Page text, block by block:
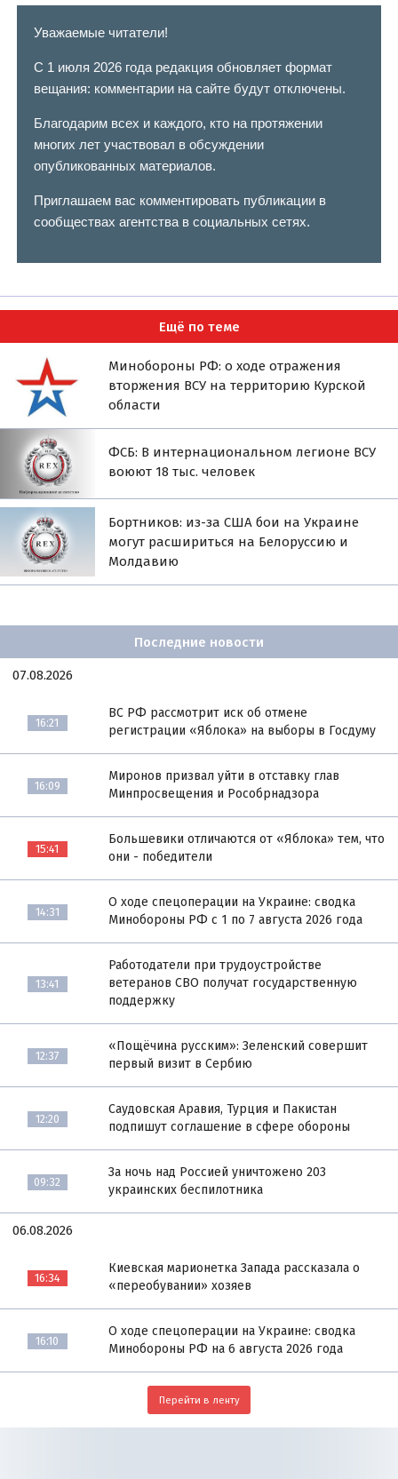
Уважаемые читатели!
С 1 июля 2026 года редакция обновляет формат
вещания: комментарии на сайте будут отключены.
Благодарим всех и каждого, кто на протяжении
многих лет участвовал в обсуждении
опубликованных материалов.
Приглашаем вас комментировать публикации в
сообществах агентства в социальных сетях.
Ещё по теме
Минобороны РФ: о ходе отражения
вторжения ВСУ на территорию Курской
области
ФСБ: В интернациональном легионе ВСУ
воюют 18 тыс. человек
Бортников: из-за США бои на Украине
могут расшириться на Белоруссию и
Молдавию
Последние новости
07.08.2026
16:21
ВС РФ рассмотрит иск об отмене
регистрации «Яблока» на выборы в Госдуму
16:09
Миронов призвал уйти в отставку глав
Минпросвещения и Рособрнадзора
15:41
Большевики отличаются от «Яблока» тем, что
они - победители
14:31
О ходе спецоперации на Украине: сводка
Минобороны РФ с 1 по 7 августа 2026 года
13:41
Работодатели при трудоустройстве
ветеранов СВО получат государственную
поддержку
12:37
«Пощёчина русским»: Зеленский совершит
первый визит в Сербию
12:20
Саудовская Аравия, Турция и Пакистан
подпишут соглашение в сфере обороны
09:32
За ночь над Россией уничтожено 203
украинских беспилотника
06.08.2026
16:34
Киевская марионетка Запада рассказала о
«переобувании» хозяев
16:10
О ходе спецоперации на Украине: сводка
Минобороны РФ на 6 августа 2026 года
Перейти в ленту